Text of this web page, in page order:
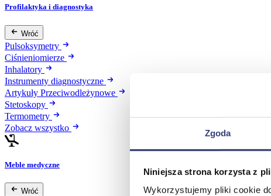
Zgoda
Niniejsza strona korzysta z
Wykorzystujemy pliki cookie
Profilaktyka i diagnostyka
Wróć
Pulsoksymetry
Ciśnieniomierze
Inhalatory
Instrumenty diagnostyczne
Artykuły Przeciwodleżynowe
Stetoskopy
Termometry
Zobacz wszystko
Meble medyczne
Wróć